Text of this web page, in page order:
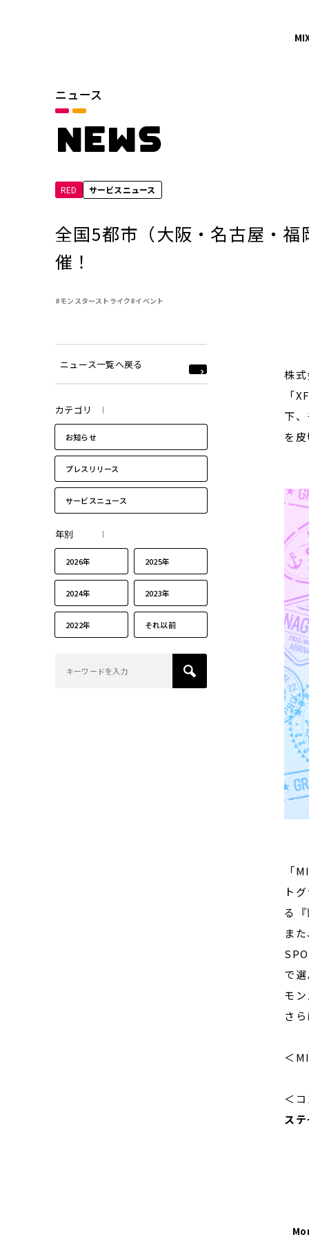
ニュース
NEWS
RED サービスニュース
全国5都市（大阪・名古屋・
催！
#モンスターストライク#イベント
ニュース一覧へ戻る
カテゴリ
お知らせ
プレスリリース
サービスニュース
年別
2026年 2025年
2024年 2023年
2022年 それ以前
株
「
下
を
「
ト
る
ま
で
モ
さ
＜
＜
ス
カテゴリ
サービスニュース